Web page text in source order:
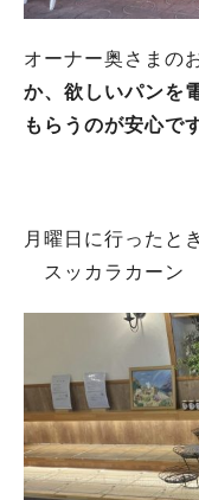
オーナー奥さまの
か、欲しいパンを
もらうのが安心で
月曜日に行ったと
スッカラカーン